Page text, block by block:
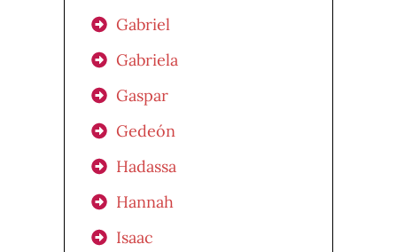
Gabriel
Gabriela
Gaspar
Gedeón
Hadassa
Hannah
Isaac